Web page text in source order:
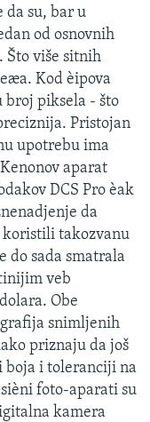
su, bar u
od osnovnih
Što više sitnih
Kod èipova
broj piksela - što
Pristojan
upotrebu ima
aparat
DCS Pro èak
da
koristili takozvanu
do sada smatrala
veb
Obe
snimljenih
priznaju da još
boja i toleranciji na
foto-aparati su
kamera